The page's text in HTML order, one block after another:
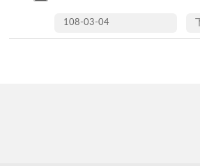
108-03-04